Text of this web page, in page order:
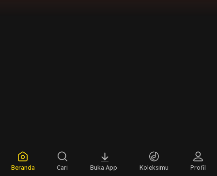
Beranda Cari Buka App Koleksimu Profil